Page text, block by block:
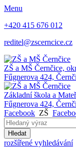
Menu
+420 415 676 012
reditel@zscerncice.cz
ZŠ a MŠ Černčice,
Fűgnerova 424,
Základní škola a
Fűgnerova 424,
Facebook ZŠ
Hledat
rozšířené vyhledávání